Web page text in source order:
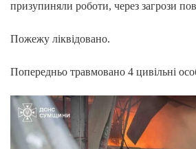
призупиняли роботи, через загрози
Пожежу ліквідовано.
Попередньо травмовано 4 цивільні